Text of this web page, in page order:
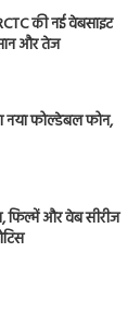
की नई वेबसाइट
और तेज
नया फोल्डेबल फोन,
फिल्में और वेब सीरीज